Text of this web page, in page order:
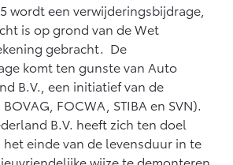
bZ4X Touring
BATTERIJ-ELEKTRISCH
Vanaf € 48.995,-
wordt een verwijderingsbijdrage,
is op grond van de Wet
gebracht. De
komt ten gunste van Auto
B.V., een initiatief van de
FOCWA, STIBA en SVN).
B.V. heeft zich ten doel
het einde van de levensduur in te